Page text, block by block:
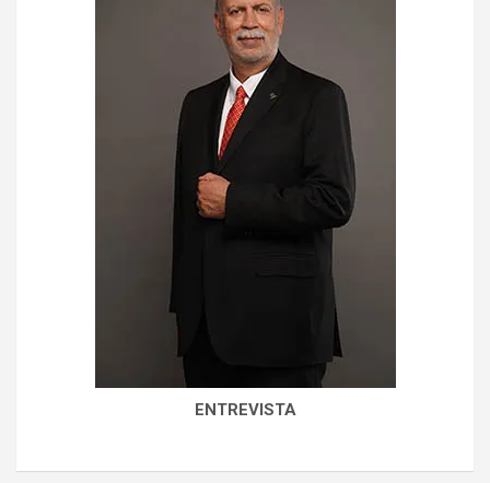
ENTREVISTA